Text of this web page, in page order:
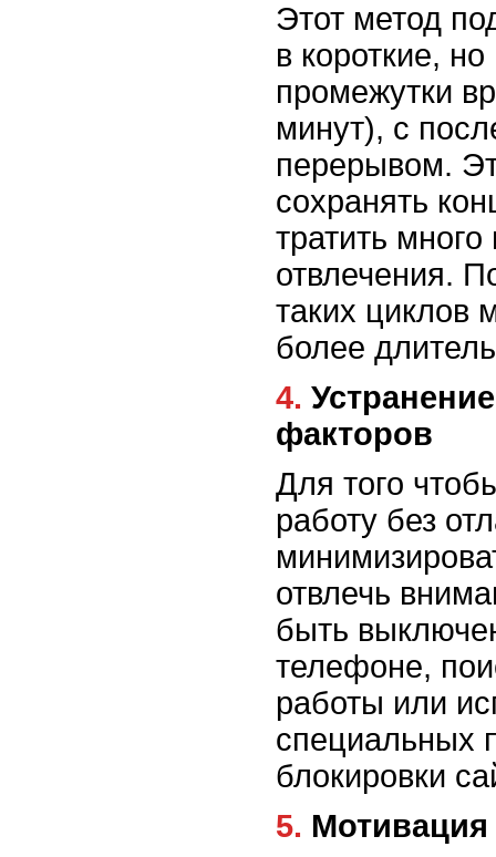
Этот метод
в короткие,
промежутки
минут), с
перерывом.
сохранять
тратить
отвлечения.
таких циклов
более
4. Устранение отвлекающих
факторов
Для того
работу без
отвлечь
быть
телефоне,
работы или
специальных
блокировки
5.